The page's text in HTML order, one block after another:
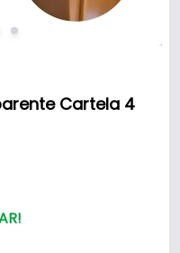
Cartela 4